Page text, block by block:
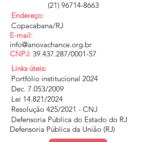
(21) 96714-8663
Endereço:
Copacabana/RJ
E-mail:
info@anovachance.org.br
CNPJ: 39.437.287/0001-57
Links úteis:
Portfólio institucional 2024
Dec. 7.053/2009
Lei 14.821/2024
Resolução 425/2021 - CNJ
Defensoria Pública do Estado do RJ
Defensoria Pública da União (RJ)